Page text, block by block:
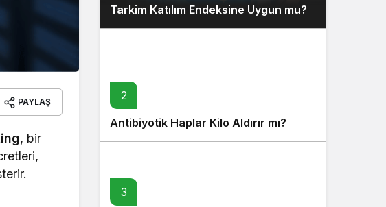
PAYLAŞ
, bir
Tarkim Katılım Endeksine Uygun mu?
2
Antibiyotik Haplar Kilo Aldırır mı?
3